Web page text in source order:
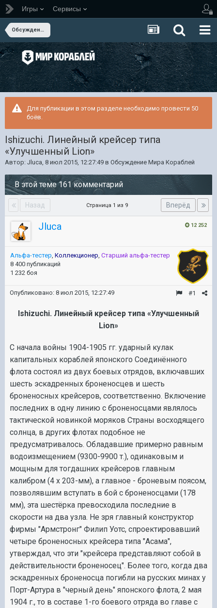
Игры Сервисы
Обсуждение Мира Кораблей
Для публикации в этом разделе необходимо провести 50
боёв.
Ishizuchi. Линейный крейсер типа
«Улучшенный Lion»
Автор: Jluca, 8 июл 2015, 12:27:49 в Обсуждение Мира Кораблей
В этой теме 161 комментарий
Назад Вперёд
Страница 1 из 9
12 252
Jluca
Альфа-тестер, Коллекционер, Старший альфа-тестер
8 400 публикаций
1 232 боя
#1
Опубликовано: 8 июл 2015, 12:27:49
Ishizuchi. Линейный крейсер типа «Улучшенный
Lion»
С начала войны 1904-1905 гг. ударный кулак
капитальных кораблей японского Соединённого
флота состоял из двух боевых отрядов, включавших
шесть эскадренных броненосцев и шесть
броненосных крейсеров, соответственно. Включение
последних в одну линию с броненосцами являлось
тактической новинкой моряков Страны восходящего
солнца, в других флотах подобное не
предусматривалось. Обладавшие примерно равным
водоизмещением (9300-9900 т.), одинаковым и
мощным для тогдашних крейсеров главным
калибром (4 х 203-мм), а главное - броневым поясом,
позволявшим вступать в бой с броненосцами (178
мм), эта шестёрка превосходила последние в
скорости на два узла. Не зря главный конструктор
фирмы "Армстронг" Филип Уотс, спроектировавший
четыре броненосных крейсера типа "Асама",
утверждал, что эти "крейсера представляют собой в
действительности броненосец". Более того, когда два
эскадренных броненосца погибли на русских минах у
Порт-Артура в "черный день" японского флота, 2 мая
1904 г., то в составе 1-го боевого отряда во главе с